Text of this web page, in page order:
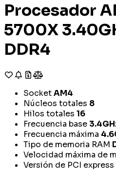
Procesador
5700X
DDR4
SocketAM4
Núcleos totales 8
Hilos totales 16
Frecuencia base
Frecuencia máxima
Tipo de memoria RAM
Velocidad máxima de
Versión de PCI express